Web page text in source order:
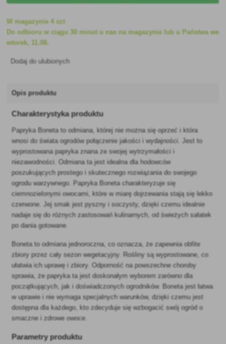
W magazynie 4 szt
Do odbioru w ciągu 30 minut u nas na magazynie lub u Państwa we
wtorek, 11.08.
Dodaj do ulubionych
Opis produktu
Charakterystyka produktu
Papryka Boneta to odmiana, której nie można się oprzeć i która
wnosi do świata ogrodów połączenie jakości i wydajności. Jest to
wyprostowana papryka znana ze swojej wytrzymałości i
niezawodności. Odmiana ta jest idealna dla hodowców
poszukujących prostego i skutecznego rozwiązania do swojego
ogrodu warzywnego. Papryka Boneta charakteryzuje się
ciemnozielonymi owocami, które w miarę dojrzewania stają się lekko
czerwone. Jej smak jest pyszny i soczysty, dzięki czemu idealnie
nadaje się do różnych zastosowań kulinarnych, od świeżych sałatek
po dania gotowane.
Boneta to odmiana jednoroczna, co oznacza, że zapewnia obfite
zbiory przez cały sezon wegetacyjny. Rośliny są wyprostowane, co
ułatwia ich uprawę i zbiory. Odporność na powszechne choroby
sprawia, że papryka ta jest doskonałym wyborem zarówno dla
początkujących, jak i doświadczonych ogrodników. Boneta jest łatwa
w uprawie i nie wymaga specjalnych warunków, dzięki czemu jest
dostępna dla każdego, kto zdecyduje się wzbogacić swój ogród o
smaczne i zdrowe owoce.
Parametry produktu